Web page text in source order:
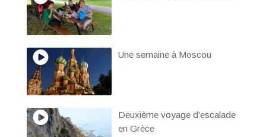
Une semaine à Moscou
Deuxième voyage d’escalade
en Grèce